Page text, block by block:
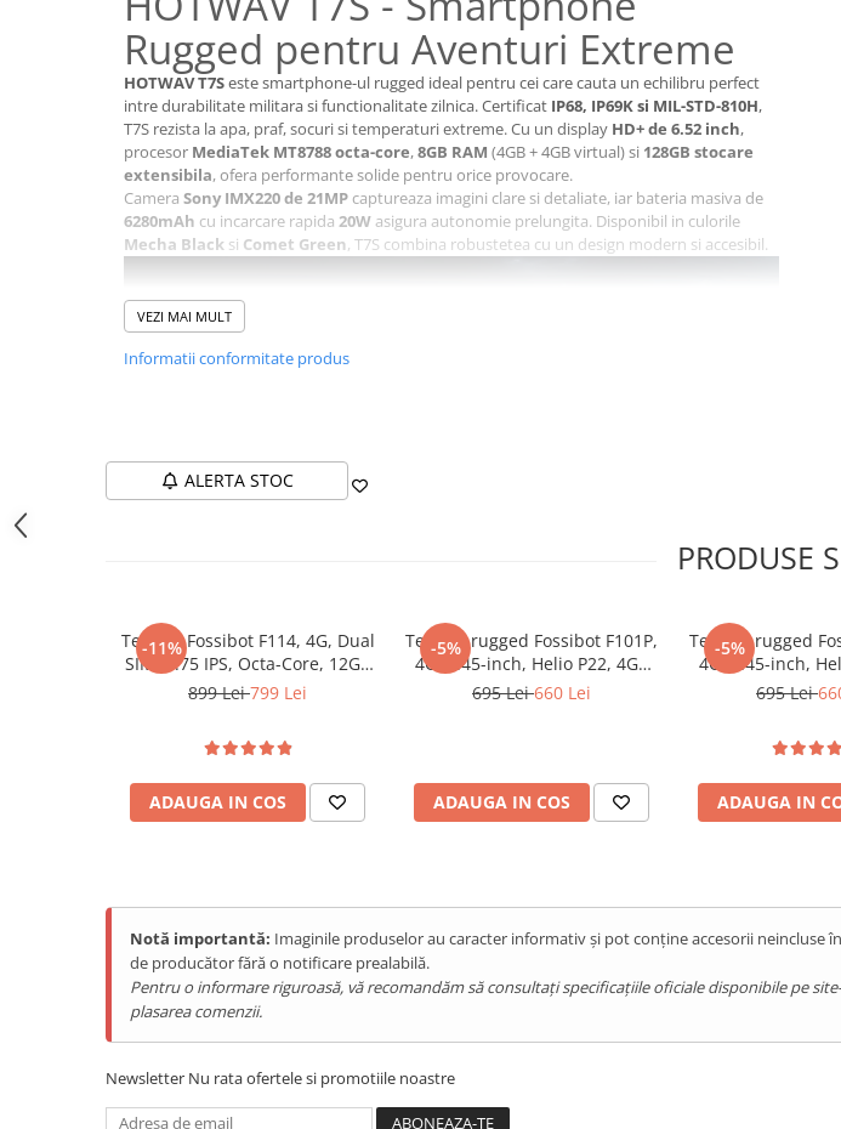
Roboți Geamuri
Roboți Gradină
Roboți Piscină
Accesorii Consumabile
Uscătoare Haine
Lăzi Frigorifice
INGRIJIRE PERSONALA
Uscătoare de Păr
Sigurante inteligente
Camere de supraveghere
Seturi de duș
Hrănitoare Inteligente
Produse Ulefone
Telefoane Mobile Ulefone
Tablete Ulefone
Smartwatch Ulefone
Casti Audio Ulefone
Huse protectie Ulefone
Produse Doogee
Rugged pentru Aventuri Extreme
HOTWAV T7Seste smartphone-ul rugged ideal pentru cei care cauta un echilibru perfect
intre durabilitate militara si functionalitate zilnica. Certificat IP68, IP69K si MIL-STD-810H,
T7S rezista la apa, praf, socuri si temperaturi extreme. Cu un display HD+ de 6.52 inch,
procesor MediaTek MT8788 octa-core,8GB RAM (4GB + 4GB virtual) si 128GB stocare
extensibila, ofera performante solide pentru orice provocare.
Camera Sony IMX220 de 21MP captureaza imagini clare si detaliate, iar bateria masiva de
6280mAh cu incarcare rapida 20W asigura autonomie prelungita. Disponibil in culorile
Mecha Black si Comet Green, T7S combina robustetea cu un design modern si accesibil.
Rezistenta Militara in Orice Conditii
T7S este construit pentru a supravietui in cele mai dure medii. Certificarile
IP68 si IP69K
garanteaza protectie completa impotriva infiltratiilor de apa si praf, in timp ce standardul
militarMIL-STD-810Hconfirma rezistenta la socuri, cazaturi de la 1.5m si temperaturi
extreme. Fie ca lucrezi in constructii, explorezi natura salbatica sau pur si simplu ai nevoie
de un telefon de incredere, T7S este pregatit pentru orice.
VEZI MAI MULT
Informatii conformitate produs
ALERTA STOC
PRODUSE
-11%
Telefon Fossibot F114, 4G, Dual
SIM, 6.75 IPS, Octa-Core, 12GB
RAM (4GB + 8GB), 128GB, NFC,
899 Lei799 Lei
ADAUGA IN COS
-5%
Telefon rugged Fossibot F101P,
4G, 5.45-inch, Helio P22, 4GB
RAM, 64GB, 10600mAh,
695 Lei660 Lei
ADAUGA IN COS
-5%
Telefon rugged
4G, 5.45-inch,
RAM, 64GB,
695 Lei
ADAUGA IN
Notă importantă: Imaginile produselor au caracter informativ și pot conține accesorii
de producător fără o notificare prealabilă.
Pentru o informare riguroasă, vă recomandăm să consultați specificațiile oficiale disponibile pe
plasarea comenzii.
Newsletter Nu rata ofertele si promotiile noastre